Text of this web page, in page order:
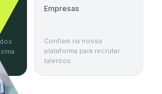
Empresas
Confiam na nossa
plataforma para recrutar
talentos